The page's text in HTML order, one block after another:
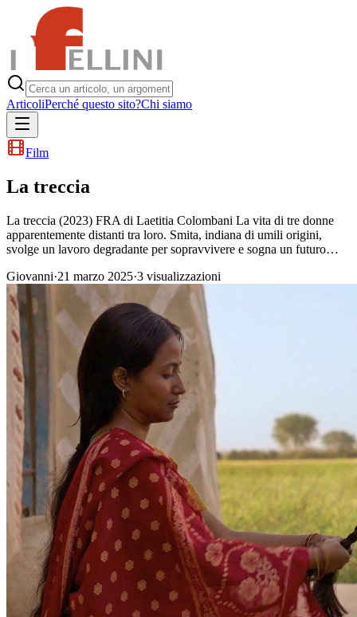
ArticoliPerché questo sito?Chi siamo
Film
La treccia
La treccia (2023) FRA di Laetitia Colombani La vita di tre donne
apparentemente distanti tra loro. Smita, indiana di umili origini,
svolge un lavoro degradante per sopravvivere e sogna un futuro…
Giovanni·21 marzo 2025·3 visualizzazioni